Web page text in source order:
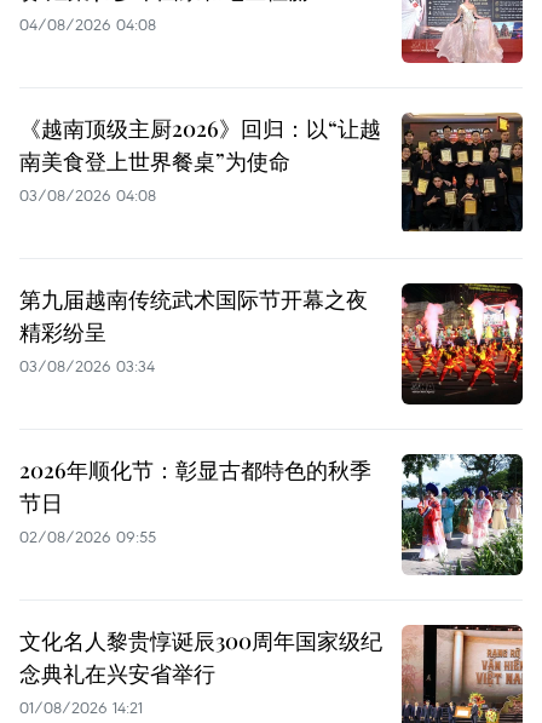
04/08/2026 04:08
《越南顶级主厨2026》回归：以“让越
南美食登上世界餐桌”为使命
03/08/2026 04:08
第九届越南传统武术国际节开幕之夜
精彩纷呈
03/08/2026 03:34
2026年顺化节：彰显古都特色的秋季
节日
02/08/2026 09:55
文化名人黎贵惇诞辰300周年国家级纪
念典礼在兴安省举行
01/08/2026 14:21